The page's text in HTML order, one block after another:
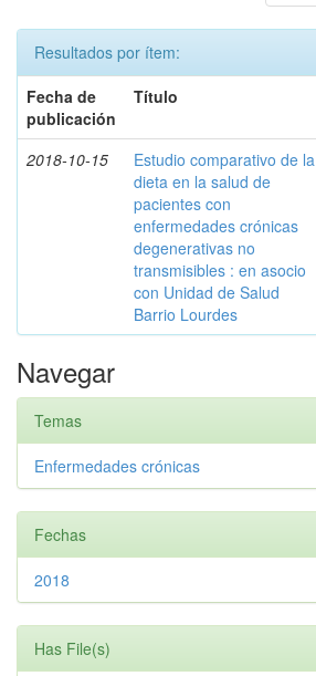
Resultados por ítem:
Fecha de
publicación
Título
2018-10-15
Estudio comparativo de la
dieta en la salud de
pacientes con
enfermedades crónicas
degenerativas no
transmisibles : en asocio
con Unidad de Salud
Barrio Lourdes
Navegar
Temas
Enfermedades crónicas
Fechas
2018
Has File(s)